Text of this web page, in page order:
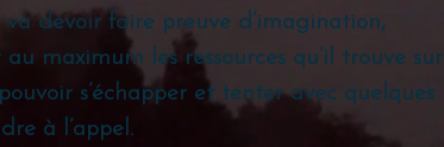
devoir faire preuve d’imagination,
maximum les ressources qu’il trouve sur
s’échapper et tenter avec quelques
à l’appel.